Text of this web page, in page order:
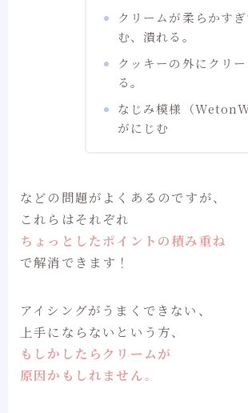
クリームが柔らかす
む、潰れる。
クッキーの外にクリ
る。
なじみ模様（
がにじむ
などの問題がよくあるのですが、
これらはそれぞれ
ちょっとしたポイントの積み重ね
で解消できます！
アイシングがうまくできない、
上手にならないという方、
もしかしたらクリームが
原因かもしれません。